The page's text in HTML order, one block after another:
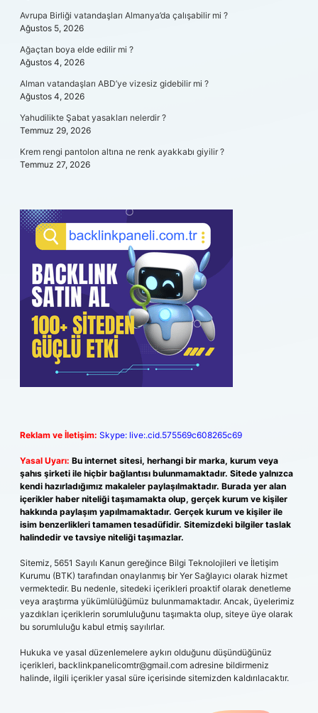
Avrupa Birliği vatandaşları Almanya’da çalışabilir mi ?
Ağustos 5, 2026
Ağaçtan boya elde edilir mi ?
Ağustos 4, 2026
Alman vatandaşları ABD’ye vizesiz gidebilir mi ?
Ağustos 4, 2026
Yahudilikte Şabat yasakları nelerdir ?
Temmuz 29, 2026
Krem rengi pantolon altına ne renk ayakkabı giyilir ?
Temmuz 27, 2026
Reklam ve İletişim: Skype: live:.cid.575569c608265c69
Yasal Uyarı: Bu internet sitesi, herhangi bir marka, kurum veya
şahıs şirketi ile hiçbir bağlantısı bulunmamaktadır. Sitede yalnızca
kendi hazırladığımız makaleler paylaşılmaktadır. Burada yer alan
içerikler haber niteliği taşımamakta olup, gerçek kurum ve kişiler
hakkında paylaşım yapılmamaktadır. Gerçek kurum ve kişiler ile
isim benzerlikleri tamamen tesadüfidir. Sitemizdeki bilgiler taslak
halindedir ve tavsiye niteliği taşımazlar.
Sitemiz, 5651 Sayılı Kanun gereğince Bilgi Teknolojileri ve İletişim
Kurumu (BTK) tarafından onaylanmış bir Yer Sağlayıcı olarak hizmet
vermektedir. Bu nedenle, sitedeki içerikleri proaktif olarak denetleme
veya araştırma yükümlülüğümüz bulunmamaktadır. Ancak, üyelerimiz
yazdıkları içeriklerin sorumluluğunu taşımakta olup, siteye üye olarak
bu sorumluluğu kabul etmiş sayılırlar.
Hukuka ve yasal düzenlemelere aykırı olduğunu düşündüğünüz
içerikleri, backlinkpanelicomtr@gmail.com adresine bildirmeniz
halinde, ilgili içerikler yasal süre içerisinde sitemizden kaldırılacaktır.